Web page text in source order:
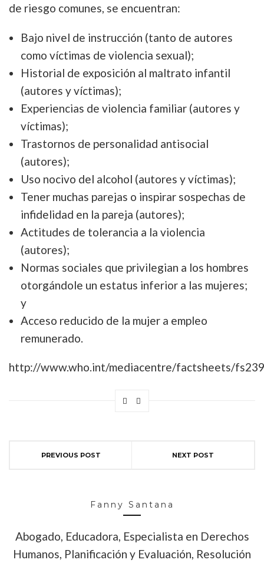
de riesgo comunes, se encuentran:
Bajo nivel de instrucción (tanto de autores
como víctimas de violencia sexual);
Historial de exposición al maltrato infantil
(autores y víctimas);
Experiencias de violencia familiar (autores y
víctimas);
Trastornos de personalidad antisocial
(autores);
Uso nocivo del alcohol (autores y víctimas);
Tener muchas parejas o inspirar sospechas de
infidelidad en la pareja (autores);
Actitudes de tolerancia a la violencia
(autores);
Normas sociales que privilegian a los hombres
otorgándole un estatus inferior a las mujeres;
y
Acceso reducido de la mujer a empleo
remunerado.
http://www.who.int/mediacentre/factsheets/
PREVIOUS POST NEXT POST
Fanny Santana
Abogado, Educadora, Especialista en Derechos
Humanos, Planificación y Evaluación, Resolución